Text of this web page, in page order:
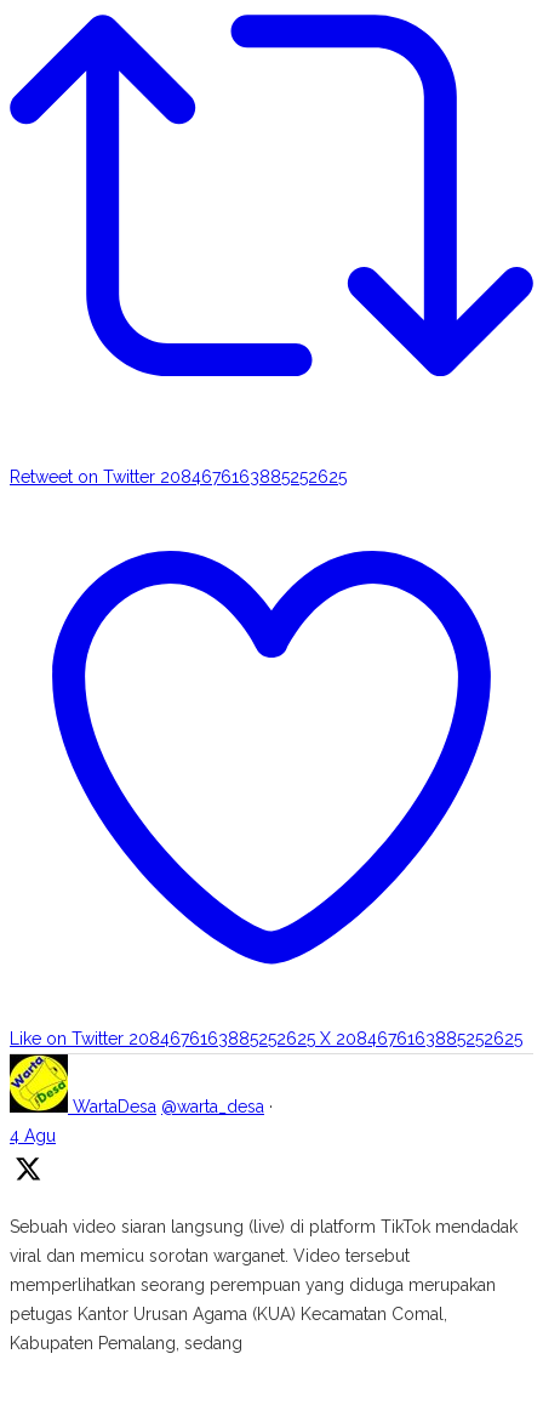
Retweet on Twitter 2084676163885252625
Like on Twitter 2084676163885252625 X 2084676163885252625
WartaDesa @warta_desa ·
4 Agu
Sebuah video siaran langsung (live) di platform TikTok mendadak
viral dan memicu sorotan warganet. Video tersebut
memperlihatkan seorang perempuan yang diduga merupakan
petugas Kantor Urusan Agama (KUA) Kecamatan Comal,
Kabupaten Pemalang, sedang